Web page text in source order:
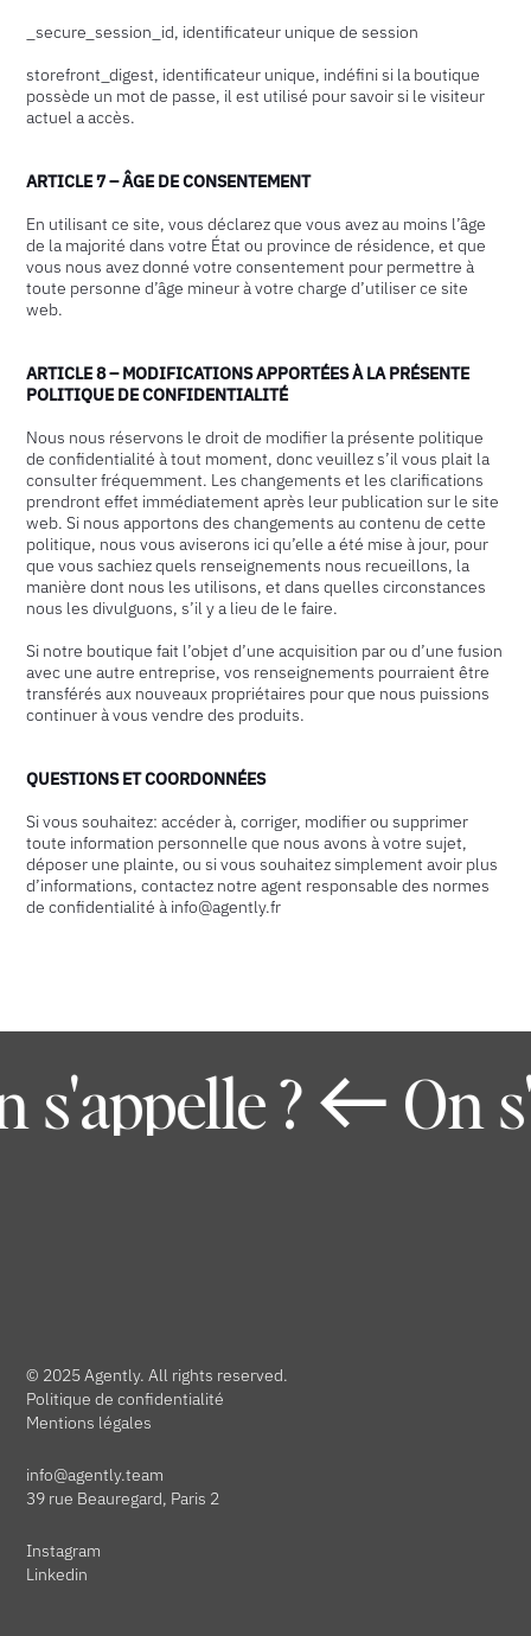
_secure_session_id, identificateur unique de session
storefront_digest, identificateur unique, indéfini si la boutique
possède un mot de passe, il est utilisé pour savoir si le visiteur
actuel a accès.
ARTICLE 7 – ÂGE DE CONSENTEMENT
En utilisant ce site, vous déclarez que vous avez au moins l’âge
de la majorité dans votre État ou province de résidence, et que
vous nous avez donné votre consentement pour permettre à
toute personne d’âge mineur à votre charge d’utiliser ce site
web.
ARTICLE 8 – MODIFICATIONS APPORTÉES À LA PRÉSENTE
POLITIQUE DE CONFIDENTIALITÉ
Nous nous réservons le droit de modifier la présente politique
de confidentialité à tout moment, donc veuillez s’il vous plait la
consulter fréquemment. Les changements et les clarifications
prendront effet immédiatement après leur publication sur le site
web. Si nous apportons des changements au contenu de cette
politique, nous vous aviserons ici qu’elle a été mise à jour, pour
que vous sachiez quels renseignements nous recueillons, la
manière dont nous les utilisons, et dans quelles circonstances
nous les divulguons, s’il y a lieu de le faire.
Si notre boutique fait l’objet d’une acquisition par ou d’une fusion
avec une autre entreprise, vos renseignements pourraient être
transférés aux nouveaux propriétaires pour que nous puissions
continuer à vous vendre des produits.
QUESTIONS ET COORDONNÉES
Si vous souhaitez: accéder à, corriger, modifier ou supprimer
toute information personnelle que nous avons à votre sujet,
déposer une plainte, ou si vous souhaitez simplement avoir plus
d’informations, contactez notre agent responsable des normes
de confidentialité à info@agently.fr
? On
© 2025 Agently. All rights reserved.
Politique de confidentialité
Mentions légales
info@agently.team
39 rue Beauregard, Paris 2
Instagram
Linkedin